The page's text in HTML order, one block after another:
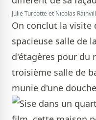
Julie Turcotte et Nicolas
On conclut la visite
spacieuse salle de
d'étagères pour du
troisième salle de
munie d'une